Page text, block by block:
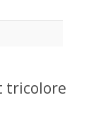
tricolore